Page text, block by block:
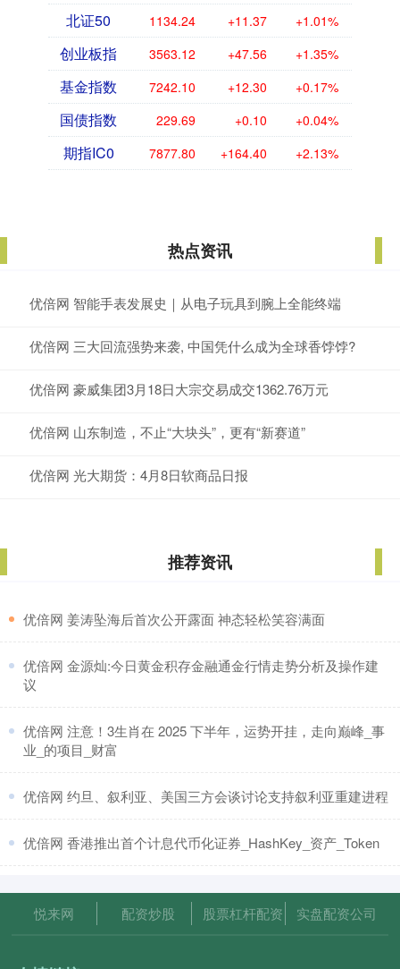
北证50 1134.24 +11.37 +1.01%
创业板指 3563.12 +47.56 +1.35%
基金指数 7242.10 +12.30 +0.17%
国债指数 229.69 +0.10 +0.04%
期指IC0 7877.80 +164.40 +2.13%
热点资讯
优倍网 智能手表发展史｜从电子玩具到腕上全能终端
优倍网 三大回流强势来袭, 中国凭什么成为全球香饽饽?
优倍网 豪威集团3月18日大宗交易成交1362.76万元
优倍网 山东制造，不止“大块头”，更有“新赛道”
优倍网 光大期货：4月8日软商品日报
推荐资讯
​优倍网 姜涛坠海后首次公开露面 神态轻松笑容满面
​优倍网 金源灿:今日黄金积存金融通金行情走势分析及操作建
议
​优倍网 注意！3生肖在 2025 下半年，运势开挂，走向巅峰_事
业_的项目_财富
​优倍网 约旦、叙利亚、美国三方会谈讨论支持叙利亚重建进程
​优倍网 香港推出首个计息代币化证券_HashKey_资产_Token
悦来网 配资炒股 股票杠杆配资 实盘配资公司